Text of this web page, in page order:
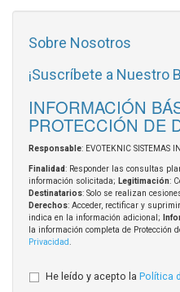
Sobre Nosotros
¡Suscríbete a Nuestro
INFORMACIÓN
PROTECCIÓN DE
Responsable: EVOTEKNIC SISTEMAS
Finalidad: Responder las consultas
información solicitada; Legitimación:
Destinatarios: Solo se realizan
Derechos: Acceder, rectificar y
indica en la información adicional;
la información completa de Protección
Privacidad
He leído y acepto la Política